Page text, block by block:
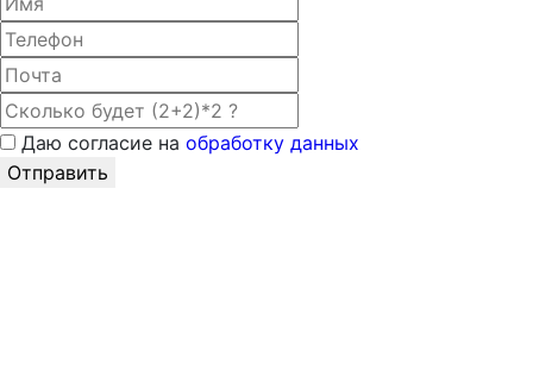
Даю согласие на обработку данных
Отправить